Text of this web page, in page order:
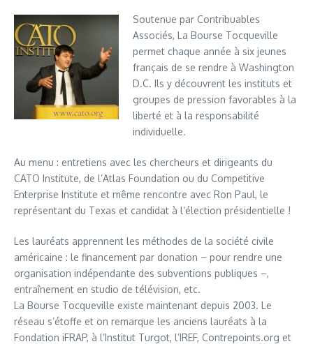
Soutenue par Contribuables
Associés, La Bourse Tocqueville
permet chaque année à six jeunes
français de se rendre à Washington
D.C. Ils y découvrent les instituts et
groupes de pression favorables à la
liberté et à la responsabilité
individuelle.
Au menu : entretiens avec les chercheurs et dirigeants du
CATO Institute, de l’Atlas Foundation ou du Competitive
Enterprise Institute et même rencontre avec Ron Paul, le
représentant du Texas et candidat à l’élection présidentielle !
Les lauréats apprennent les méthodes de la société civile
américaine : le financement par donation – pour rendre une
organisation indépendante des subventions publiques –,
entraînement en studio de télévision, etc.
La Bourse Tocqueville existe maintenant depuis 2003. Le
réseau s’étoffe et on remarque les anciens lauréats à la
Fondation iFRAP, à l’Institut Turgot, l’IREF, Contrepoints.org et